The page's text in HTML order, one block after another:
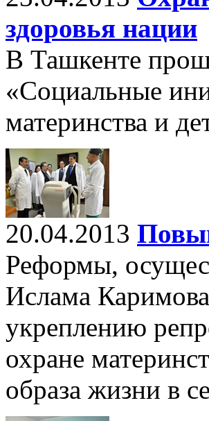
здоровья нации
В Ташкенте
«Социальные
материнства и
20.04.2013
Реформы,
Ислама
укреплению
охране
образа жизни в